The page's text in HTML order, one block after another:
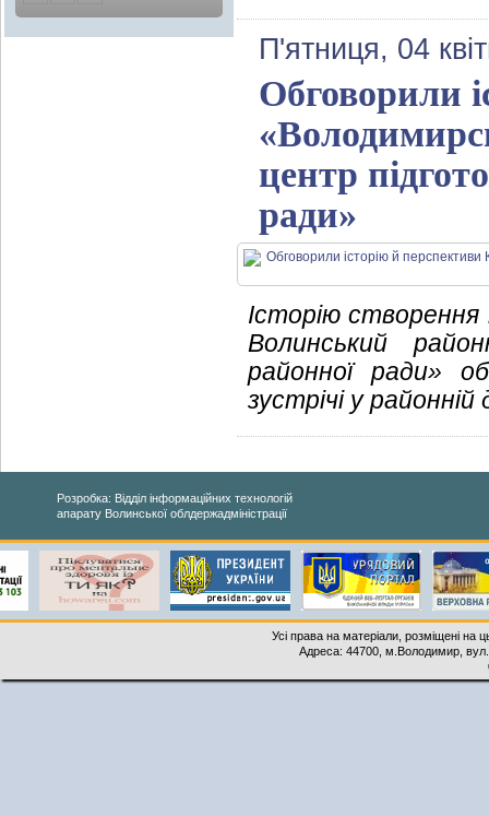
П'ятниця, 04
Обговорили
центр
ради»
Історію
Волинський
районної ради»
зустрічі у районній
Розробка: Відділ інформаційних технологій
апарату Волинської облдержадміністрації
Усі права на матеріали, розміщені на
Адреса: 44700, м.Володимир,